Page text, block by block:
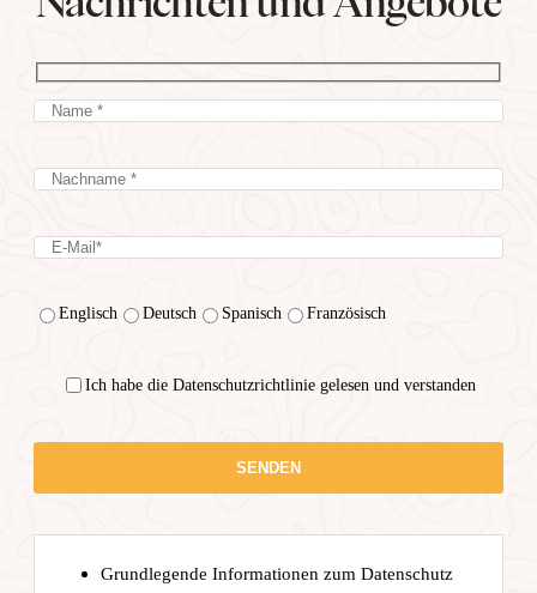
Englisch Deutsch Spanisch Französisch
Ich habe die Datenschutzrichtlinie gelesen und verstanden
Grundlegende Informationen zum Datenschutz